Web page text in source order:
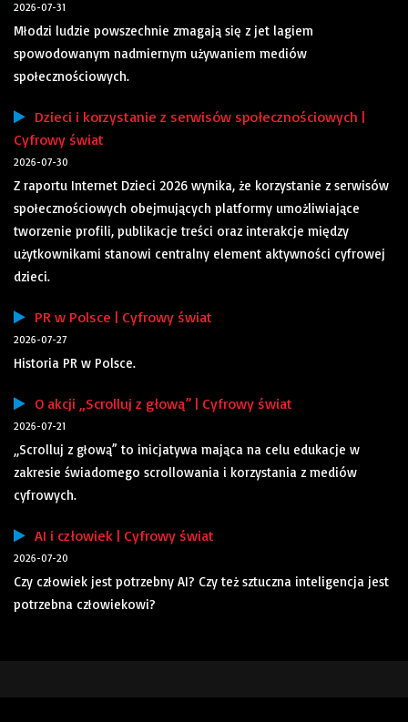
2026-07-31
Młodzi ludzie powszechnie zmagają się z jet lagiem
spowodowanym nadmiernym używaniem mediów
społecznościowych.
Dzieci i korzystanie z serwisów społecznościowych |
Cyfrowy świat
2026-07-30
Z raportu Internet Dzieci 2026 wynika, że korzystanie z serwisów
społecznościowych obejmujących platformy umożliwiające
tworzenie profili, publikacje treści oraz interakcje między
użytkownikami stanowi centralny element aktywności cyfrowej
dzieci.
PR w Polsce | Cyfrowy świat
2026-07-27
Historia PR w Polsce.
O akcji „Scrolluj z głową” | Cyfrowy świat
2026-07-21
„Scrolluj z głową” to inicjatywa mająca na celu edukacje w
zakresie świadomego scrollowania i korzystania z mediów
cyfrowych.
AI i człowiek | Cyfrowy świat
2026-07-20
Czy człowiek jest potrzebny AI? Czy też sztuczna inteligencja jest
potrzebna człowiekowi?